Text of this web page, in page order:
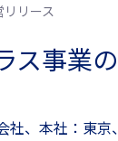
リリース
ス事業
社、本社：東